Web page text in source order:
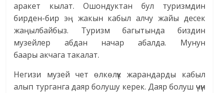
аракет кылат. Ошондуктан бул туризмдин
бирден-бир эң жакын кабыл алчу жайы десек
жаңылбайбыз. Туризм багытында биздин
музейлер абдан начар абалда. Мунун
баары акчага такалат.
Негизи музей чет өлкөлүк жарандарды кабыл
алып турганга даяр болушу керек. Даяр болуш үчүн